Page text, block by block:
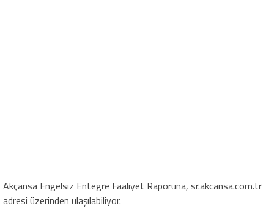
Akçansa Engelsiz Entegre Faaliyet Raporuna, sr.akcansa.com.tr
adresi üzerinden ulaşılabiliyor.